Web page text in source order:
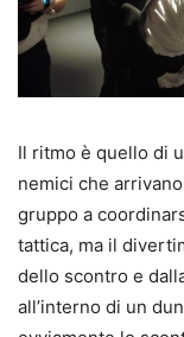
Il ritmo è quello di
nemici che
gruppo a
tattica, ma il
dello scontro e
all’interno di un